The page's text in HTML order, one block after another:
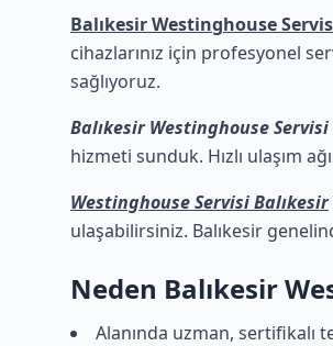
Balıkesir Westinghouse
cihazlarınız için profesyonel
sağlıyoruz.
Balıkesir Westinghouse Servisi
hizmeti sunduk. Hızlı ulaşım
Westinghouse Servisi Balıkesir
ulaşabilirsiniz. Balıkesir
Neden Balıkesir
Alanında uzman, sertifikalı